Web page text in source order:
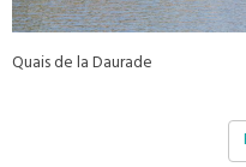
Quais de la Daurade